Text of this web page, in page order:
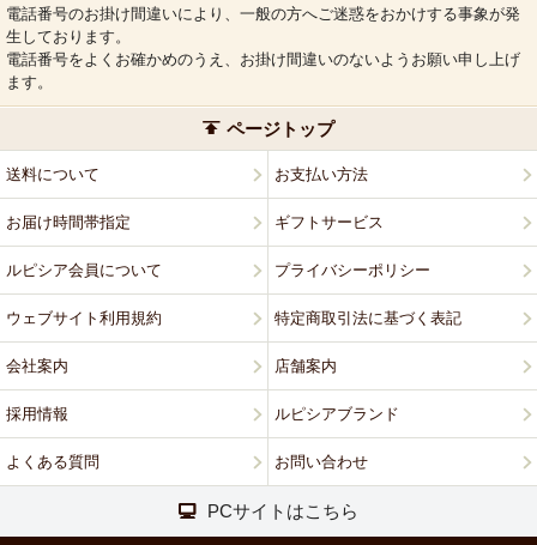
電話番号のお掛け間違いにより、一般の方へご迷惑をおかけする事象が発
生しております。
電話番号をよくお確かめのうえ、お掛け間違いのないようお願い申し上げ
ます。
ページトップ
送料について お支払い方法
お届け時間帯指定 ギフトサービス
ルピシア会員について プライバシーポリシー
ウェブサイト利用規約 特定商取引法に基づく表記
会社案内 店舗案内
採用情報 ルピシアブランド
よくある質問 お問い合わせ
PCサイトはこちら